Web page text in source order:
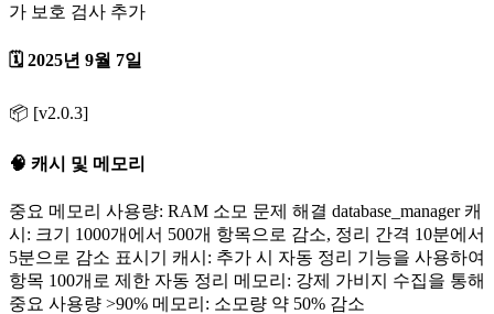
가 보호 검사 추가
🗓️ 2025년 9월 7일
📦 [v2.0.3]
🧠 캐시 및 메모리
중요 메모리 사용량: RAM 소모 문제 해결 database_manager 캐
시: 크기 1000개에서 500개 항목으로 감소, 정리 간격 10분에서
5분으로 감소 표시기 캐시: 추가 시 자동 정리 기능을 사용하여
항목 100개로 제한 자동 정리 메모리: 강제 가비지 수집을 통해
중요 사용량 >90% 메모리: 소모량 약 50% 감소